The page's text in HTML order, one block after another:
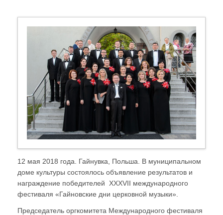
12 мая 2018 года. Гайнувка, Польша. В муниципальном
доме культуры состоялось объявление результатов и
награждение победителей XXXVII международного
фестиваля «Гайновские дни церковной музыки».
Председатель оргкомитета Международного фестиваля